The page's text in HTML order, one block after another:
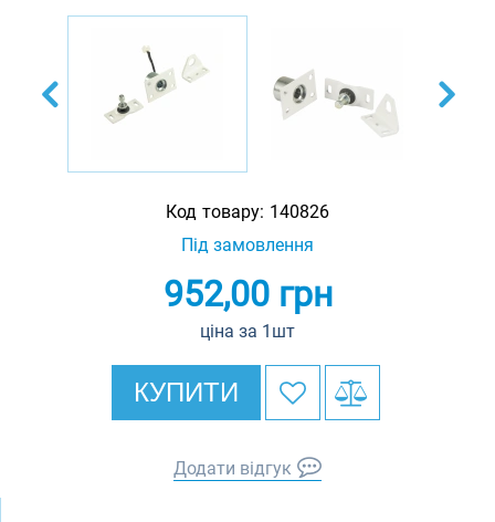
Код товару: 140826
Під замовлення
952,00грн
ціна за 1шт
КУПИТИ
Додати відгук